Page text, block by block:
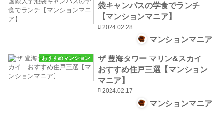
袋キャンパスの学食でランチ
【マンションマニア】
2024.02.28
マンションマニア
おすすめマンション
ザ 豊海タワー マリン&スカイ
おすすめ住戸三選【マンション
マニア】
2024.02.17
マンションマニア